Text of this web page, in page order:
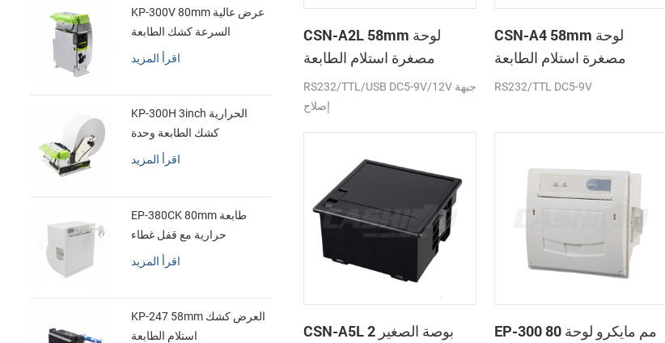
CSN-A2L 58mm لوحة
مصغرة استلام الطابعة
الحرارية
RS232/TTL/USB DC5-9V/12V جبهة
إصلاح
CSN-A4 58mm لوحة
مصغرة استلام الطابعة
الحرارية
RS232/TTL DC5-9V
CSN-A5L 2 بوصة الصغير
EP-300 80 مم مايكرو لوحة
KP-300V 80mm عرض عالية
السرعة كشك الطابعة
الحرارية
اقرأ المزيد
KP-300H 3inch الحرارية
كشك الطابعة وحدة
اقرأ المزيد
EP-380CK 80mm طابعة
حرارية مع قفل غطاء
اقرأ المزيد
KP-247 58mm العرض كشك
استلام الطابعة